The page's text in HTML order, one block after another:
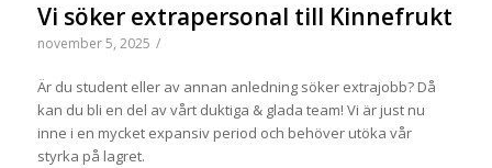
Vi söker extrapersonal till Kinnefrukt
november 5, 2025 /
Är du student eller av annan anledning söker extrajobb? Då
kan du bli en del av vårt duktiga & glada team! Vi är just nu
inne i en mycket expansiv period och behöver utöka vår
styrka på lagret.